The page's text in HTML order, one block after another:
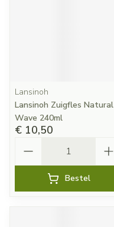
Lansinoh
Lansinoh Zuigfles Natural
Wave 240ml
€ 10,50
Bestel